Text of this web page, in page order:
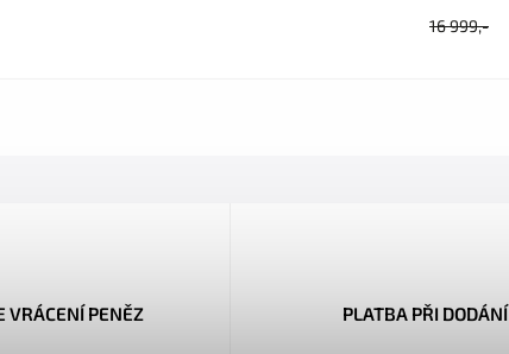
16 999,-
VRÁCENÍ PENĚZ PLATBA PŘI DODÁNÍ